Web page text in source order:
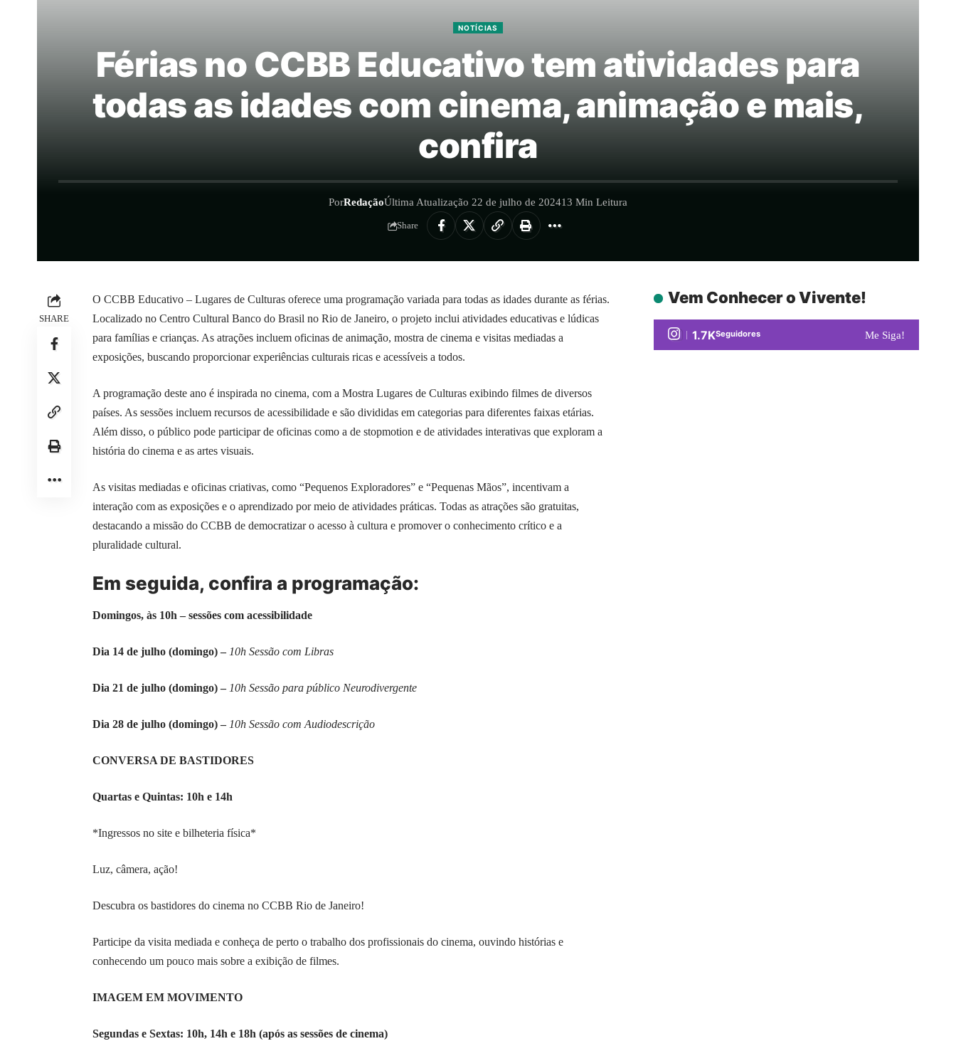
NOTÍCIAS
Férias no CCBB Educativo tem atividades para
todas as idades com cinema, animação e mais,
confira
PorRedaçãoÚltima Atualização 22 de julho de 202413 Min Leitura
Share
SHARE
O CCBB Educativo – Lugares de Culturas oferece uma programação variada para todas as idades durante as férias.
Localizado no Centro Cultural Banco do Brasil no Rio de Janeiro, o projeto inclui atividades educativas e lúdicas
para famílias e crianças. As atrações incluem oficinas de animação, mostra de cinema e visitas mediadas a
exposições, buscando proporcionar experiências culturais ricas e acessíveis a todos.
A programação deste ano é inspirada no cinema, com a Mostra Lugares de Culturas exibindo filmes de diversos
países. As sessões incluem recursos de acessibilidade e são divididas em categorias para diferentes faixas etárias.
Além disso, o público pode participar de oficinas como a de stopmotion e de atividades interativas que exploram a
história do cinema e as artes visuais.
As visitas mediadas e oficinas criativas, como “Pequenos Exploradores” e “Pequenas Mãos”, incentivam a
interação com as exposições e o aprendizado por meio de atividades práticas. Todas as atrações são gratuitas,
destacando a missão do CCBB de democratizar o acesso à cultura e promover o conhecimento crítico e a
pluralidade cultural.
Em seguida, confira a programação:
Domingos, às 10h – sessões com acessibilidade
Dia 14 de julho (domingo) – 10h Sessão com Libras
Dia 21 de julho (domingo) – 10h Sessão para público Neurodivergente
Dia 28 de julho (domingo) – 10h Sessão com Audiodescrição
CONVERSA DE BASTIDORES
Quartas e Quintas: 10h e 14h
*Ingressos no site e bilheteria física*
Luz, câmera, ação!
Descubra os bastidores do cinema no CCBB Rio de Janeiro!
Participe da visita mediada e conheça de perto o trabalho dos profissionais do cinema, ouvindo histórias e
conhecendo um pouco mais sobre a exibição de filmes.
IMAGEM EM MOVIMENTO
Segundas e Sextas: 10h, 14h e 18h (após as sessões de cinema)
Vem Conhecer o Vivente!
1.7KSeguidores Me Siga!